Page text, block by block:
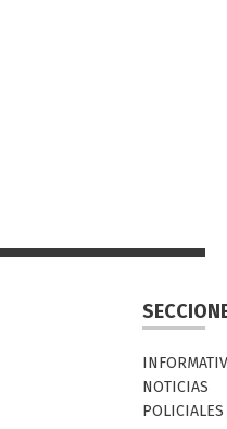
NOTICIAS
POLICIALES